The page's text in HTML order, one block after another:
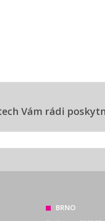
Vám rádi
BRNO